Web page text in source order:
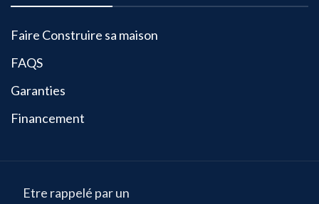
Faire Construire sa maison
FAQS
Garanties
Financement
Etre rappelé par un